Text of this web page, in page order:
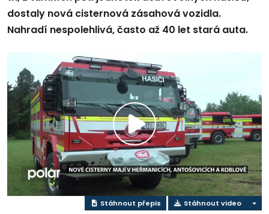
dostaly nová cisternová zásahová vozidla.
Nahradí nespolehlivá, často až 40 let stará auta.
Přehrát
video
Stáhnout přepis Stáhnout video